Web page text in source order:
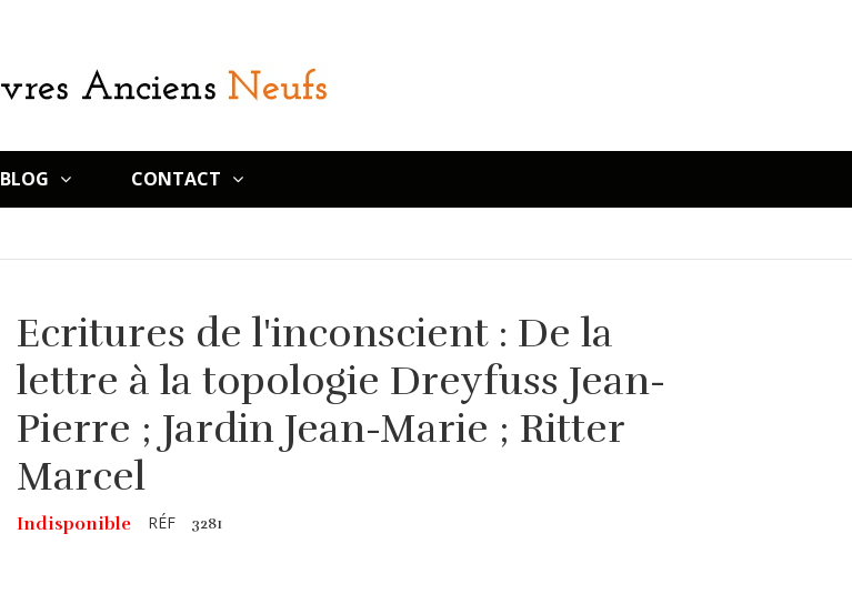
BLOG CONTACT
Ecritures de l'inconscient : De la
lettre à la topologie Dreyfuss Jean-
Pierre ; Jardin Jean-Marie ; Ritter
Marcel
Indisponible RÉF 3281